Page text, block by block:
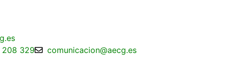
329 comunicacion@aecg.es